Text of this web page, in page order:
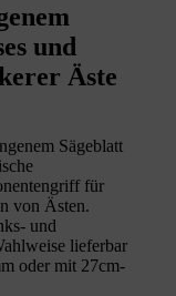
und
Äste
Sägeblatt
für
von Ästen.
und
lieferbar
oder mit 27cm-